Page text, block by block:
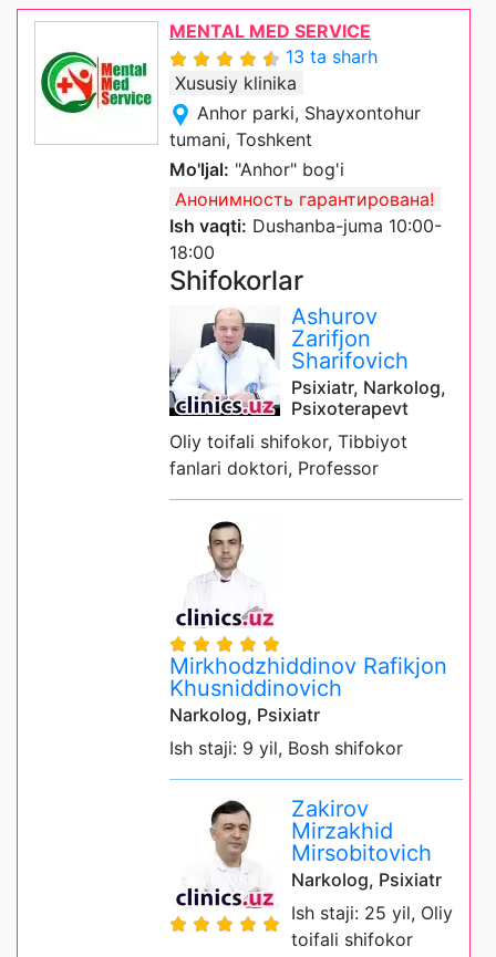
MENTAL MED SERVICE
13 ta sharh
Xususiy klinika
Anhor parki, Shayxontohur
tumani, Toshkent
Mo'ljal: "Anhor" bog'i
Анонимность гарантирована!
Ish vaqti: Dushanba-juma 10:00-
18:00
Shifokorlar
Ashurov
Zarifjon
Sharifovich
Psixiatr, Narkolog,
Psixoterapevt
Oliy toifali shifokor, Tibbiyot
fanlari doktori, Professor
Mirkhodzhiddinov Rafikjon
Khusniddinovich
Narkolog, Psixiatr
Ish staji: 9 yil, Bosh shifokor
Zakirov
Mirzakhid
Mirsobitovich
Narkolog, Psixiatr
Ish staji: 25 yil, Oliy
toifali shifokor